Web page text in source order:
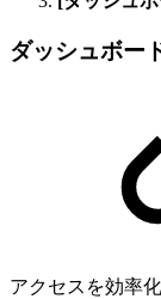
ダッシュボー
アクセスを効率